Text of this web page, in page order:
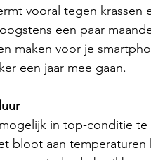
vooral tegen krassen
een paar
maken voor je
een jaar mee gaan.
in top-conditie
bloot aan temperaturen